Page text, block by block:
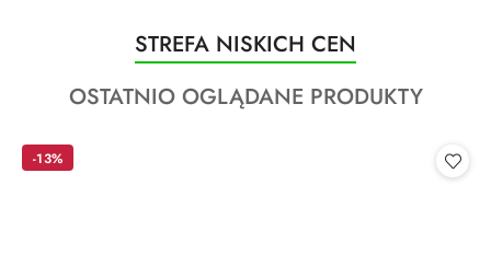
Pomiń karuzelę produktów
Produkty
o
statusie:
STREFA NISKICH CEN
Produkty
statusie:
OSTATNIO OGLĄDANE PRODUKTY
-13%